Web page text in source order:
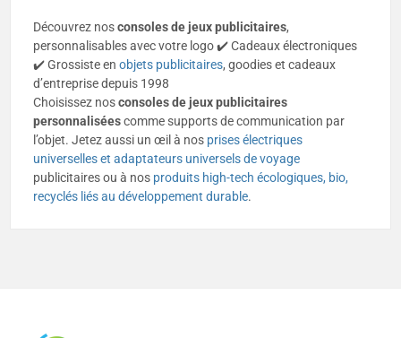
Découvrez nosconsoles de jeux publicitaires,
personnalisables avec votre logo ✔️ Cadeaux électroniques
✔️ Grossiste enobjets publicitaires, goodies et cadeaux
d’entreprise depuis 1998
Choisissez nosconsoles de jeux publicitaires
personnaliséescomme supports de communication par
l’objet. Jetez aussi un œil à nos prises électriques
universelles et adaptateurs universels de voyage
publicitaires ou à nos produits high-tech écologiques, bio,
recyclés liés au développement durable.